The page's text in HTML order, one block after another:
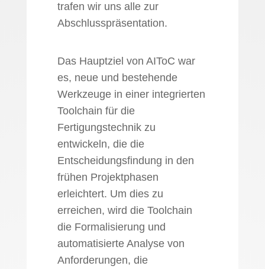
trafen wir uns alle zur
Abschlusspräsentation.
Das Hauptziel von AIToC war
es, neue und bestehende
Werkzeuge in einer integrierten
Toolchain für die
Fertigungstechnik zu
entwickeln, die die
Entscheidungsfindung in den
frühen Projektphasen
erleichtert. Um dies zu
erreichen, wird die Toolchain
die Formalisierung und
automatisierte Analyse von
Anforderungen, die